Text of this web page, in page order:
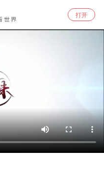
打开